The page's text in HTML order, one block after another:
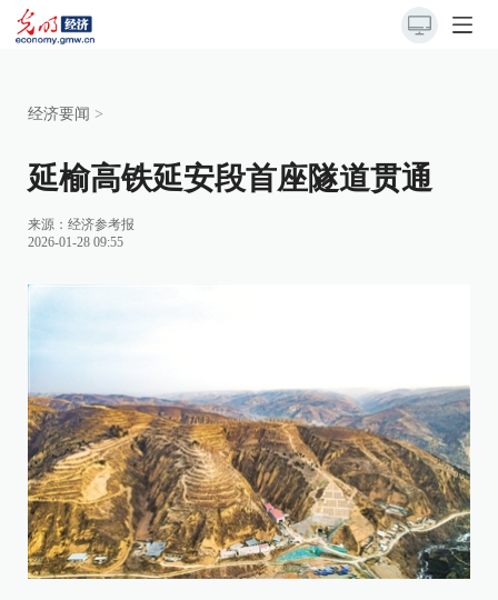
经济要闻 >
延榆高铁延安段首座隧道贯通
来源： 经济参考报
2026-01-28 09:55